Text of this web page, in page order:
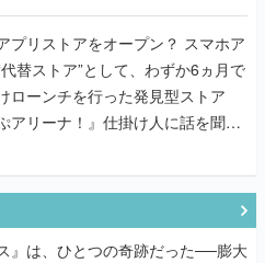
りをプロデューサーに聞いた
リストアをオープン？ スマホア
替ストア”として、わずか6ヵ月で
ローンチを行った発見型ストア
アリーナ！』仕掛け人に話を聞い
』は、ひとつの奇跡だった──膨大